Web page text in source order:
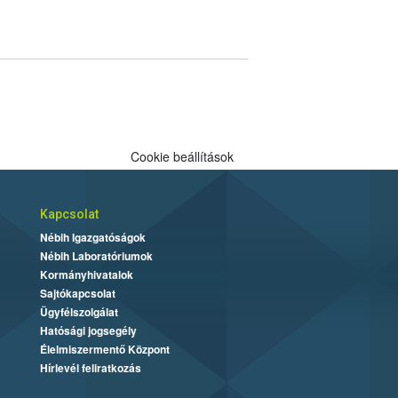
Cookie beállítások
Kapcsolat
Nébih Igazgatóságok
Nébih Laboratóriumok
Kormányhivatalok
Sajtókapcsolat
Ügyfélszolgálat
Hatósági jogsegély
Élelmiszermentő Központ
Hírlevél feliratkozás